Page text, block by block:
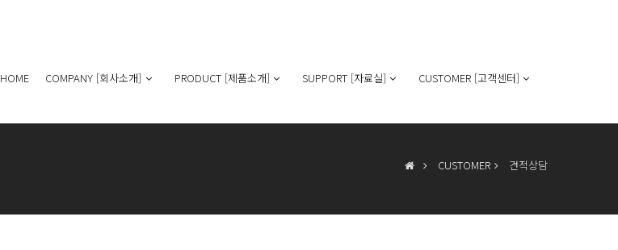
HOME COMPANY [회사소개] PRODUCT [제품소개] SUPPORT [자료실] CUSTOMER [고객센터]
CUSTOMER 견적상담